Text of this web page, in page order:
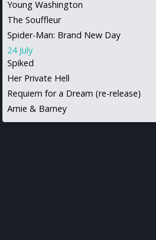
Young Washington
The Souffleur
Spider-Man: Brand New Day
24 July
Spiked
Her Private Hell
Requiem for a Dream (re-release)
Arnie & Barney